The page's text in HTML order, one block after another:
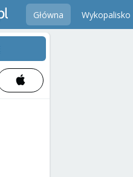
Główna Wykopalisko